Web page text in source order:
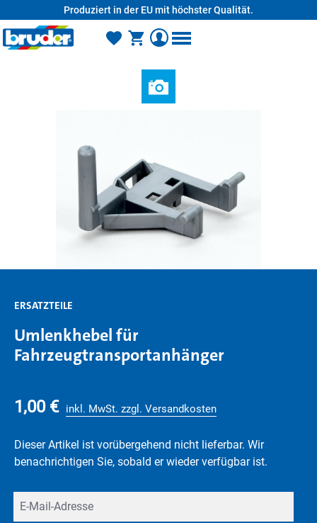
Produziert in der EU mit höchster Qualität.
ERSATZTEILE
Umlenkhebel für
Fahrzeugtransportanhänger
1,00 € inkl. MwSt. zzgl. Versandkosten
Dieser Artikel ist vorübergehend nicht lieferbar. Wir
benachrichtigen Sie, sobald er wieder verfügbar ist.